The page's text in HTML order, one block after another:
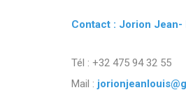
Contact : Jorion
Tél : +32 475 94 32 55
Mail :